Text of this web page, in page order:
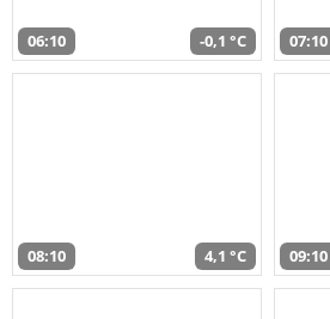
06:10 -0,1 °C 07:10
08:10 4,1 °C 09:10